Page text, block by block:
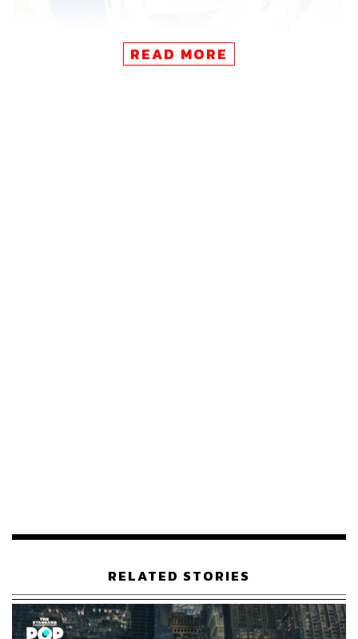
สำหรับรายชื่อนักแสดงนำที่มาร่วมโปรเจกต์นี้ต่างก็เป็นนัก
นำทีมโดย เป้-อารักษ์ อมรศุภศิริ, จ๋าย-อิชณน์กร พึ่ง
เกียรติรัศมี, นัท-ณัฏฐ์ กิจจริต, เบนจามิน โจเซฟ วาร์นี, ท็อป-
ทศพล หมายสุข, เอม-ภูมิภัทร ถาวรศิริ, ต๊อบ-สหัสชัย ชุมรุม
เสริมทัพด้วย ก้อย-อรัชพร โภคินภากร และ จี๊ด-แสงทอง เกตุ
READ MORE
RELATED STORIES